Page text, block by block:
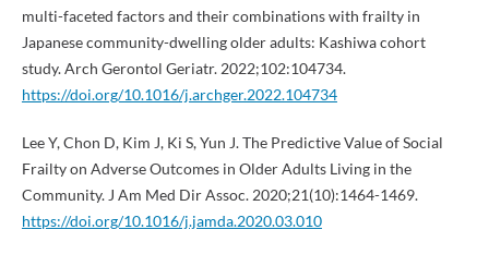
multi-faceted factors and their combinations with frailty in
Japanese community-dwelling older adults: Kashiwa cohort
study. Arch Gerontol Geriatr. 2022;102:104734.
https://doi.org/10.1016/j.archger.2022.104734
Lee Y, Chon D, Kim J, Ki S, Yun J. The Predictive Value of Social
Frailty on Adverse Outcomes in Older Adults Living in the
Community. J Am Med Dir Assoc. 2020;21(10):1464-1469.
https://doi.org/10.1016/j.jamda.2020.03.010